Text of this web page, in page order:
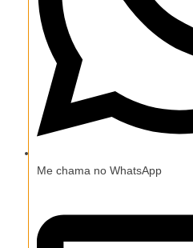
Me chama no WhatsApp